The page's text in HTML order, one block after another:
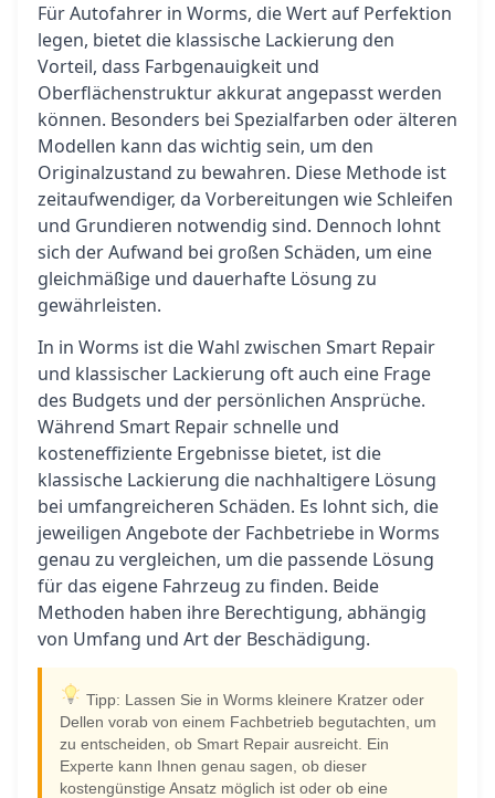
Für Autofahrer in Worms, die Wert auf Perfektion
legen, bietet die klassische Lackierung den
Vorteil, dass Farbgenauigkeit und
Oberflächenstruktur akkurat angepasst werden
können. Besonders bei Spezialfarben oder älteren
Modellen kann das wichtig sein, um den
Originalzustand zu bewahren. Diese Methode ist
zeitaufwendiger, da Vorbereitungen wie Schleifen
und Grundieren notwendig sind. Dennoch lohnt
sich der Aufwand bei großen Schäden, um eine
gleichmäßige und dauerhafte Lösung zu
gewährleisten.
In in Worms ist die Wahl zwischen Smart Repair
und klassischer Lackierung oft auch eine Frage
des Budgets und der persönlichen Ansprüche.
Während Smart Repair schnelle und
kosteneffiziente Ergebnisse bietet, ist die
klassische Lackierung die nachhaltigere Lösung
bei umfangreicheren Schäden. Es lohnt sich, die
jeweiligen Angebote der Fachbetriebe in Worms
genau zu vergleichen, um die passende Lösung
für das eigene Fahrzeug zu finden. Beide
Methoden haben ihre Berechtigung, abhängig
von Umfang und Art der Beschädigung.
Tipp: Lassen Sie in Worms kleinere Kratzer oder
Dellen vorab von einem Fachbetrieb begutachten, um
zu entscheiden, ob Smart Repair ausreicht. Ein
Experte kann Ihnen genau sagen, ob dieser
kostengünstige Ansatz möglich ist oder ob eine